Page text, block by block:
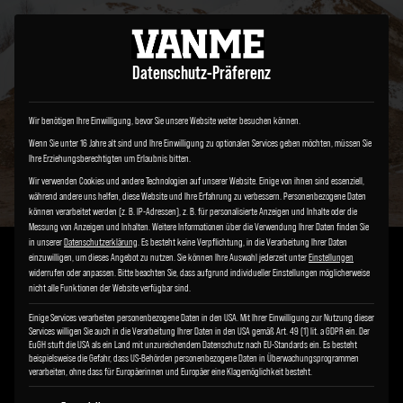
BEDROCK
Mercedes Benz Sprinter
Datenschutz-Präferenz
Wir benötigen Ihre Einwilligung, bevor Sie unsere Website weiter besuchen können.
Wenn Sie unter 16 Jahre alt sind und Ihre Einwilligung zu optionalen Services geben möchten, müssen Sie
Ihre Erziehungsberechtigten um Erlaubnis bitten.
Wir verwenden Cookies und andere Technologien auf unserer Website. Einige von ihnen sind essenziell,
während andere uns helfen, diese Website und Ihre Erfahrung zu verbessern.Personenbezogene Daten
können verarbeitet werden (z. B. IP-Adressen), z. B. für personalisierte Anzeigen und Inhalte oder die
Messung von Anzeigen und Inhalten.Weitere Informationen über die Verwendung Ihrer Daten finden Sie
in unsererDatenschutzerklärung.Es besteht keine Verpflichtung, in die Verarbeitung Ihrer Daten
einzuwilligen, um dieses Angebot zu nutzen.Sie können Ihre Auswahl jederzeit unterEinstellungen
widerrufen oder anpassen.Bitte beachten Sie, dass aufgrund individueller Einstellungen möglicherweise
nicht alle Funktionen der Website verfügbar sind.
Einige Services verarbeiten personenbezogene Daten in den USA. Mit Ihrer Einwilligung zur Nutzung dieser
Services willigen Sie auch in die Verarbeitung Ihrer Daten in den USA gemäß Art. 49 (1) lit. a GDPR ein. Der
EuGH stuft die USA als ein Land mit unzureichendem Datenschutz nach EU-Standards ein. Es besteht
beispielsweise die Gefahr, dass US-Behörden personenbezogene Daten in Überwachungsprogrammen
verarbeiten, ohne dass für Europäerinnen und Europäer eine Klagemöglichkeit besteht.